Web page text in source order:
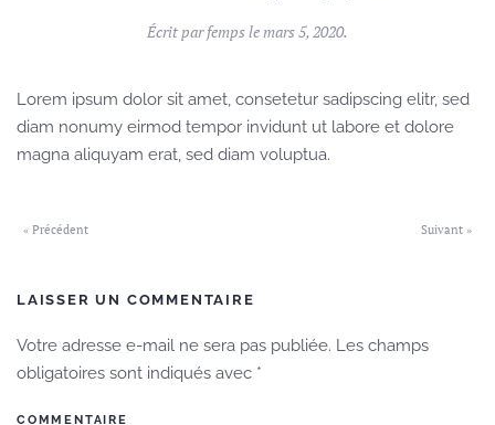
Écrit parfempslemars 5, 2020.
Lorem ipsum dolor sit amet, consetetur sadipscing elitr, sed
diam nonumy eirmod tempor invidunt ut labore et dolore
magna aliquyam erat, sed diam voluptua.
« Précédent Suivant »
LAISSER UN COMMENTAIRE
Votre adresse e-mail ne sera pas publiée. Les champs
obligatoires sont indiqués avec *
COMMENTAIRE